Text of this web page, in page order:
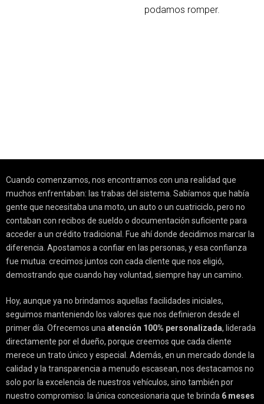
podamos romper.
Cuando comenzamos, nos encontramos con una realidad que
muchos enfrentaban: las trabas del sistema. Sabíamos que había
gente que necesitaba una moto, un auto o un cuatriciclo, pero no
contaban con recibos de sueldo o documentación suficiente para
acceder a un crédito tradicional. Fue ahí donde decidimos marcar la
diferencia. Apostamos a confiar en las personas, y esa confianza
fue mutua: crecimos juntos con cada cliente que nos eligió,
demostrando que cuando hay voluntad, siempre hay un camino.
Hoy, aunque ya no brindamos aquellas facilidades iniciales,
seguimos manteniendo los valores que nos definieron desde el
primer día. Ofrecemos una atención 100% personalizada, liderada
directamente por el dueño, porque creemos que cada cliente
merece un trato único y especial. Además, en un mercado donde la
calidad y la transparencia a menudo escasean, nos destacamos no
solo por la excelencia de nuestros vehículos, sino también por
nuestro compromiso: la única concesionaria que te brinda 6 meses